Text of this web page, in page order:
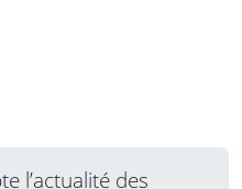
l’actualité des